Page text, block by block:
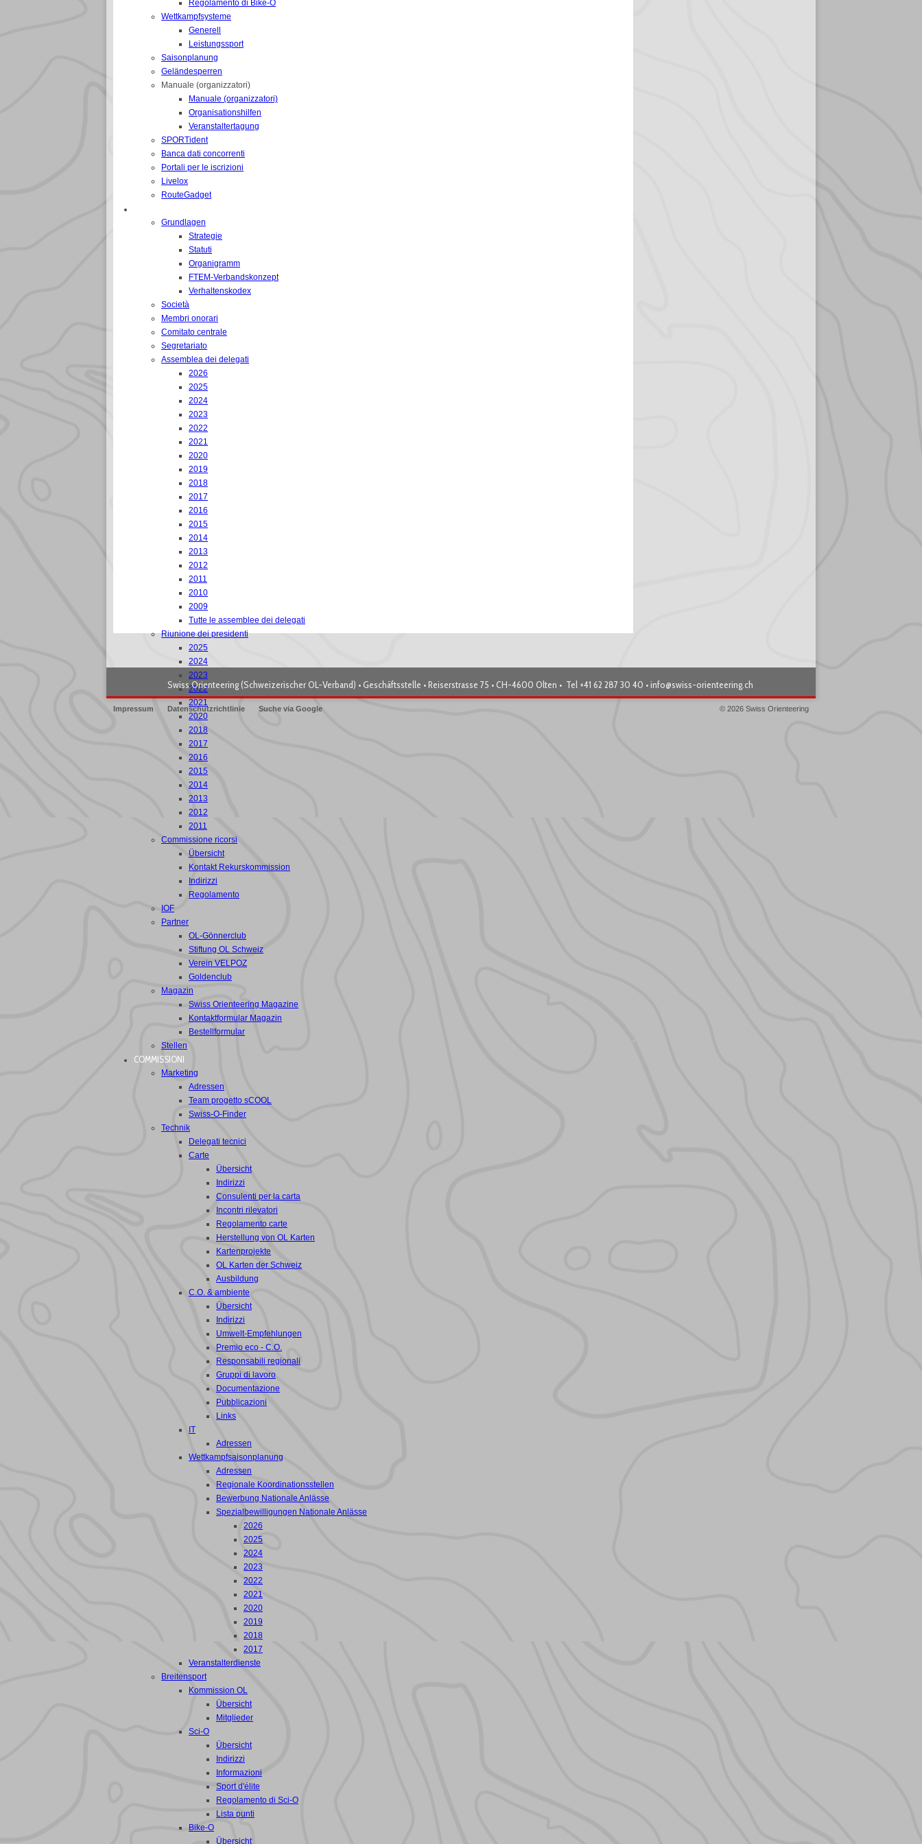
Regolamento di Bike-O
Wettkampfsysteme
Generell
Leistungssport
Saisonplanung
Geländesperren
Manuale (organizzatori)
Manuale (organizzatori)
Organisationshilfen
Veranstaltertagung
SPORTident
Banca dati concorrenti
Portali per le iscrizioni
Livelox
RouteGadget
Grundlagen
Strategie
Statuti
Organigramm
FTEM-Verbandskonzept
Verhaltenskodex
Società
Membri onorari
Comitato centrale
Segretariato
Assemblea dei delegati
2026
2025
2024
2023
2022
2021
2020
2019
2018
2017
2016
2015
2014
2013
2012
2011
2010
2009
Tutte le assemblee dei delegati
Riunione dei presidenti
2025
2024
2023
2022
2021
2020
2018
2017
2016
2015
2014
2013
2012
2011
Commissione ricorsi
Übersicht
Kontakt Rekurskommission
Indirizzi
Regolamento
IOF
Partner
OL-Gönnerclub
Stiftung OL Schweiz
Verein VELPOZ
Goldenclub
Magazin
Swiss Orienteering Magazine
Kontaktformular Magazin
Bestellformular
Stellen
COMMISSIONI
Marketing
Adressen
Team progetto sCOOL
Swiss-O-Finder
Technik
Delegati tecnici
Carte
Übersicht
Indirizzi
Consulenti per la carta
Incontri rilevatori
Regolamento carte
Herstellung von OL Karten
Kartenprojekte
OL Karten der Schweiz
Ausbildung
C.O. & ambiente
Übersicht
Indirizzi
Umwelt-Empfehlungen
Premio eco - C.O.
Responsabili regionali
Gruppi di lavoro
Documentazione
Pubblicazioni
Links
IT
Adressen
Wettkampfsaisonplanung
Adressen
Regionale Koordinationsstellen
Bewerbung Nationale Anlässe
Spezialbewilligungen Nationale Anlässe
2026
2025
2024
2023
2022
2021
2020
2019
2018
2017
Veranstalterdienste
Breitensport
Kommission OL
Übersicht
Mitglieder
Sci-O
Übersicht
Indirizzi
Informazioni
Sport d'élite
Regolamento di Sci-O
Lista punti
Bike-O
Übersicht
Swiss Orienteering (Schweizerischer OL-Verband) • Geschäftsstelle • Reiserstrasse 75 • CH-4600 Olten • Tel +41 62 287 30 40 •info@swiss-orienteering.ch
Impressum Datenschutzrichtlinie Suche via Google © 2026 Swiss Orienteering